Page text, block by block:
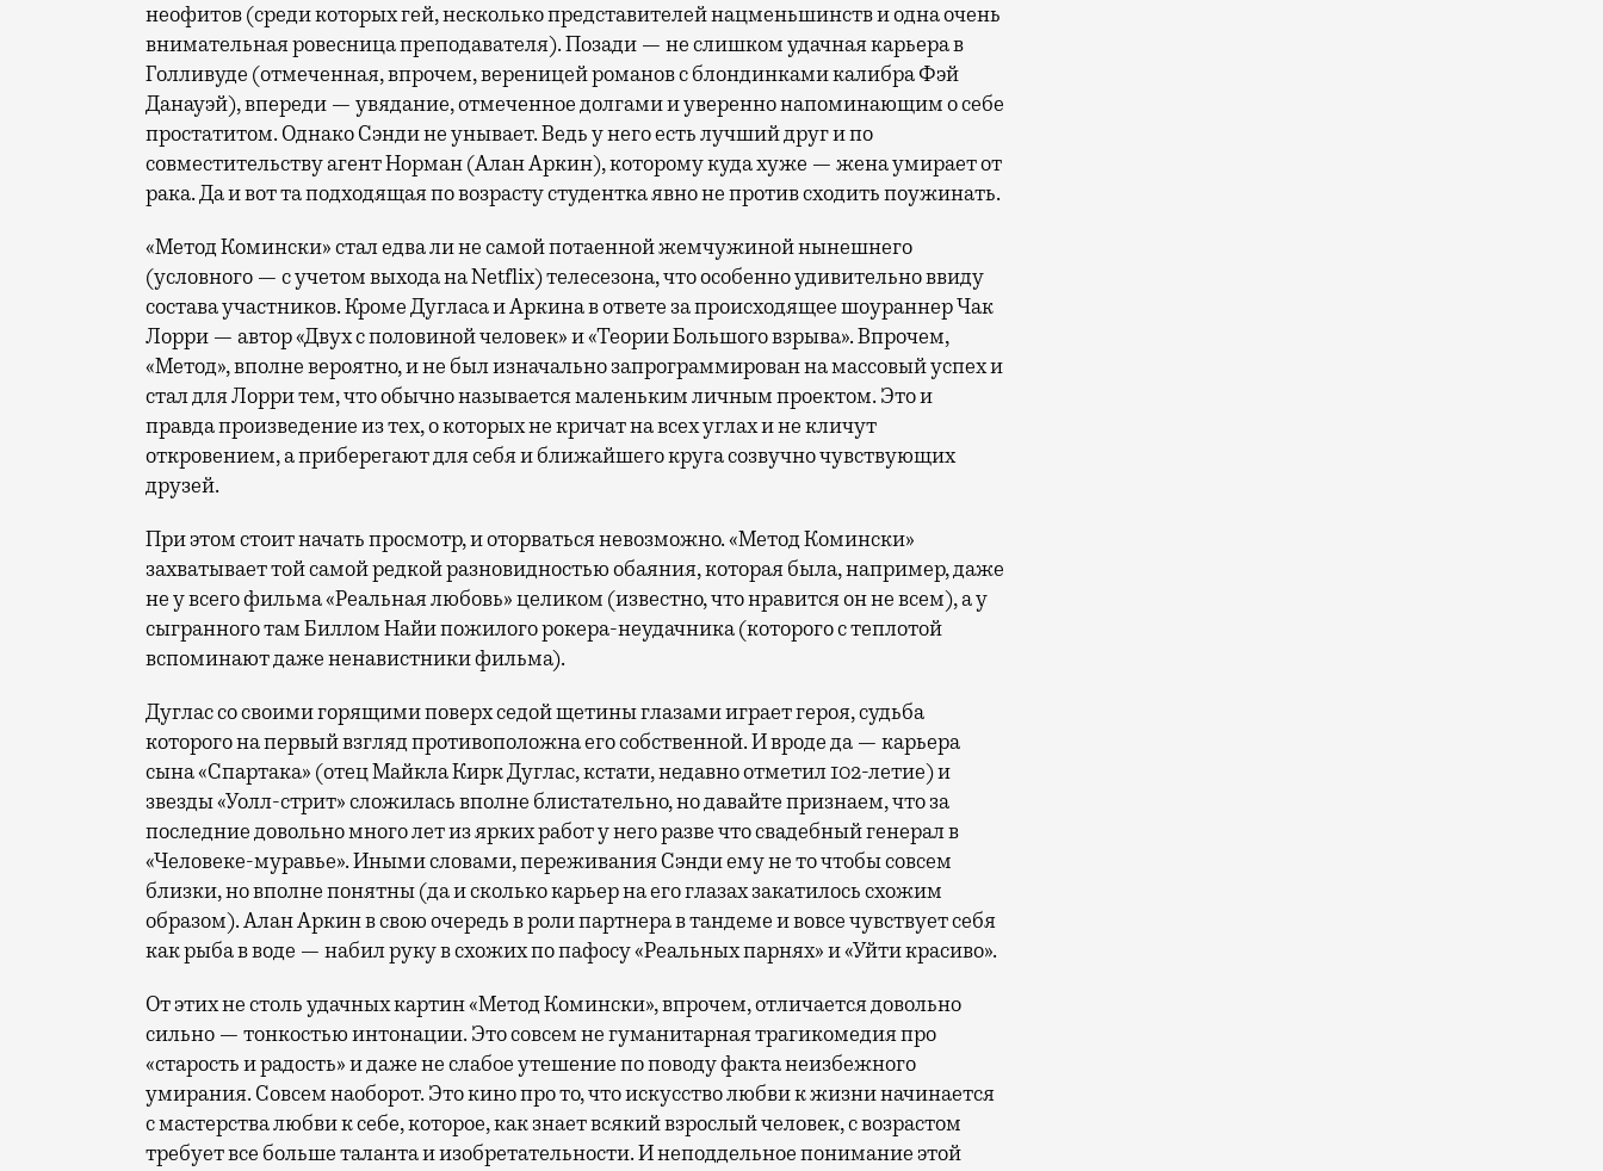
неофитов (среди которых гей, несколько представителей нацменьшинств и одна очень
внимательная ровесница преподавателя). Позади — не слишком удачная карьера в
Голливуде (отмеченная, впрочем, вереницей романов с блондинками калибра Фэй
Данауэй), впереди — увядание, отмеченное долгами и уверенно напоминающим о себе
простатитом. Однако Сэнди не унывает. Ведь у него есть лучший друг и по
совместительству агент Норман (Алан Аркин), которому куда хуже — жена умирает от
рака. Да и вот та подходящая по возрасту студентка явно не против сходить поужинать.
«Метод Комински» стал едва ли не самой потаенной жемчужиной нынешнего
(условного — с учетом выхода наNetflix) телесезона, что особенно удивительно ввиду
состава участников. Кроме Дугласа и Аркина в ответе за происходящее шоураннер Чак
Лорри — автор «Двух с половиной человек» и «Теории Большого взрыва». Впрочем,
«Метод», вполне вероятно, и не был изначально запрограммирован на массовый успех и
стал для Лорри тем, что обычно называется маленьким личным проектом. Это и
правда произведение из тех, о которых не кричат на всех углах и не кличут
откровением, а приберегают для себя и ближайшего круга созвучно чувствующих
друзей.
При этом стоит начать просмотр, и оторваться невозможно. «Метод Комински»
захватывает той самой редкой разновидностью обаяния, которая была, например, даже
не у всего фильма «Реальная любовь» целиком (известно, что нравится он не всем), а у
сыгранного там Биллом Найи пожилого рокера-неудачника (которого с теплотой
вспоминают даже ненавистники фильма).
Дуглас со своими горящими поверх седой щетины глазами играет героя, судьба
которого на первый взгляд противоположна его собственной. И вроде да — карьера
сына «Спартака» (отец Майкла Кирк Дуглас, кстати, недавно отметил 102-летие) и
звезды «Уолл-стрит» сложилась вполне блистательно, но давайте признаем, что за
последние довольно много лет из ярких работ у него разве что свадебный генерал в
«Человеке-муравье». Иными словами, переживания Сэнди ему не то чтобы совсем
близки, но вполне понятны (да и сколько карьер на его глазах закатилось схожим
образом). Алан Аркин в свою очередь в роли партнера в тандеме и вовсе чувствует себя
как рыба в воде — набил руку в схожих по пафосу «Реальных парнях» и «Уйти красиво».
От этих не столь удачных картин «Метод Комински», впрочем, отличается довольно
сильно — тонкостью интонации. Это совсем не гуманитарная трагикомедия про
«старость и радость» и даже не слабое утешение по поводу факта неизбежного
умирания. Совсем наоборот. Это кино про то, что искусство любви к жизни начинается
с мастерства любви к себе, которое, как знает всякий взрослый человек, с возрастом
требует все больше таланта и изобретательности. И неподдельное понимание этой